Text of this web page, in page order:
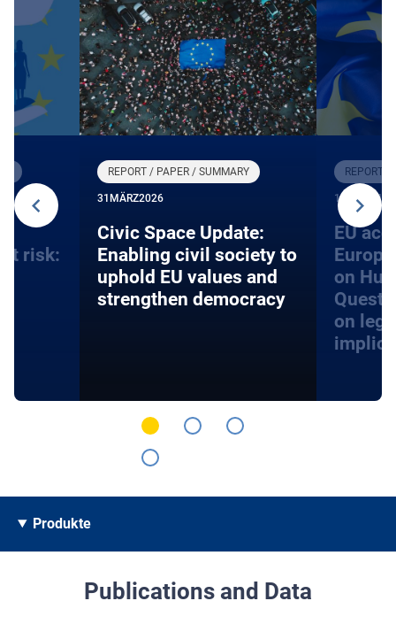
risk:
REPORT / PAPER / SUMMARY
31 MÄRZ2026
​​Civic Space Update:
Enabling civil society to
uphold EU values and
strengthen democracy
REPORT /
12
EU
on
on
Produkte
Publications and Data